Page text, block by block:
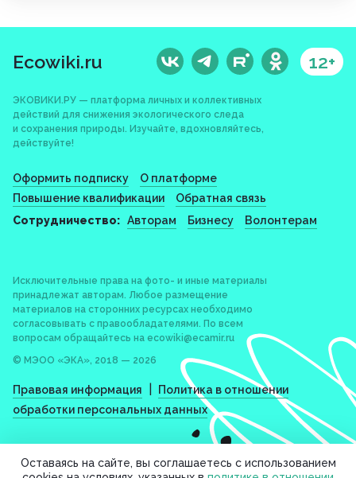
Ecowiki.ru 12+
ЭКОВИКИ.РУ — платформа личных и коллективных
действий для снижения экологического следа
и сохранения природы. Изучайте, вдохновляйтесь,
действуйте!
Оформить подписку
О платформе
Повышение квалификации
Обратная связь
Сотрудничество: Авторам Бизнесу Волонтерам
Исключительные права на фото- и иные материалы
принадлежат авторам. Любое размещение
материалов на сторонних ресурсах необходимо
согласовывать с правообладателями. По всем
вопросам обращайтесь на ecowiki@ecamir.ru
© МЭОО «ЭКА», 2018 — 2026
Правовая информация
Политика в отношении
обработки персональных данных
Оставаясь на сайте, вы соглашаетесь с использованием